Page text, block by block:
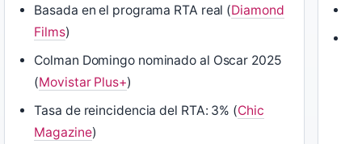
Basada en el programa RTA real (Diamond
Films)
Colman Domingo nominado al Oscar 2025
(Movistar Plus+)
Tasa de reincidencia del RTA: 3% (Chic
Magazine)